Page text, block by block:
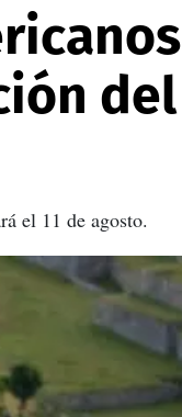
del
el 11 de agosto.